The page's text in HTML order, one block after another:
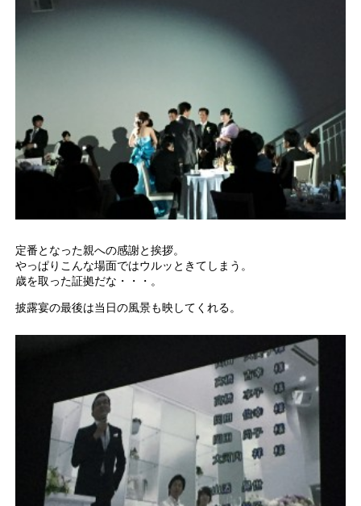
定番となった親への感謝と挨拶。
やっぱりこんな場面ではウルッときてしまう。
歳を取った証拠だな・・・。
披露宴の最後は当日の風景も映してくれる。